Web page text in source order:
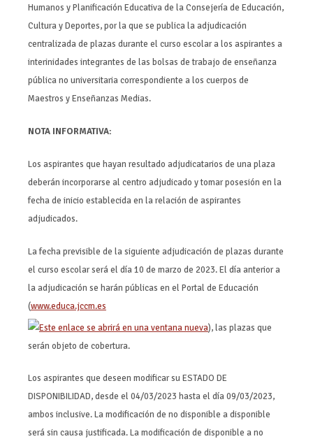
Humanos y Planificación Educativa de la Consejería de Educación,
Cultura y Deportes, por la que se publica la adjudicación
centralizada de plazas durante el curso escolar a los aspirantes a
interinidades integrantes de las bolsas de trabajo de enseñanza
pública no universitaria correspondiente a los cuerpos de
Maestros y Enseñanzas Medias.
NOTA INFORMATIVA:
Los aspirantes que hayan resultado adjudicatarios de una plaza
deberán incorporarse al centro adjudicado y tomar posesión en la
fecha de inicio establecida en la relación de aspirantes
adjudicados.
La fecha previsible de la siguiente adjudicación de plazas durante
el curso escolar será el día 10 de marzo de 2023. El día anterior a
la adjudicación se harán públicas en el Portal de Educación
(www.educa.jccm.es
), las plazas que
serán objeto de cobertura.
Los aspirantes que deseen modificar su ESTADO DE
DISPONIBILIDAD, desde el 04/03/2023 hasta el día 09/03/2023,
ambos inclusive. La modificación de no disponible a disponible
será sin causa justificada. La modificación de disponible a no